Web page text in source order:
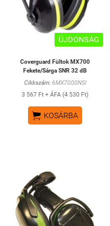
ÚJDONSÁG
Coverguard Fültok MX700
Fekete/Sárga SNR 32 dB
Cikkszám:6MX7000NSI
3 567 Ft + ÁFA (4 530 Ft)
 KOSÁRBA